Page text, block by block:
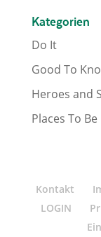
Kategorien
Do It
Good To
Heroes and
Places To Be
Kontakt
LOGIN